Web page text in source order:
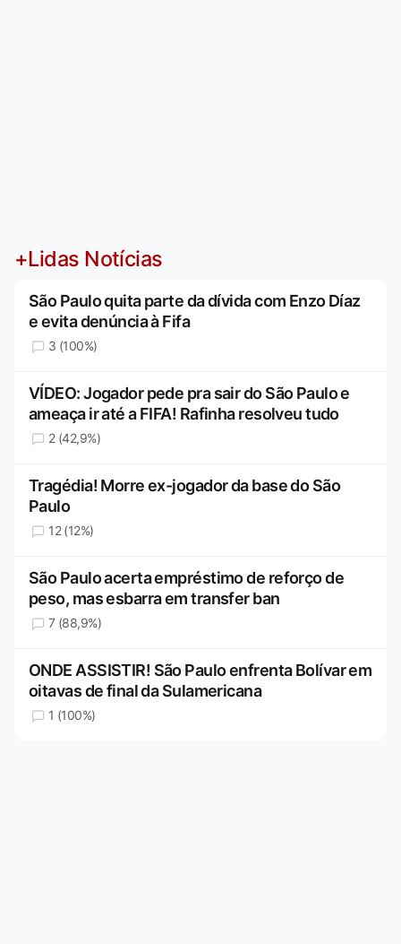
+Lidas Notícias
São Paulo quita parte da dívida com Enzo Díaz
e evita denúncia à Fifa
3 (100%)
VÍDEO: Jogador pede pra sair do São Paulo e
ameaça ir até a FIFA! Rafinha resolveu tudo
2 (42,9%)
Tragédia! Morre ex-jogador da base do São
Paulo
12 (12%)
São Paulo acerta empréstimo de reforço de
peso, mas esbarra em transfer ban
7 (88,9%)
ONDE ASSISTIR! São Paulo enfrenta Bolívar em
oitavas de final da Sulamericana
1 (100%)